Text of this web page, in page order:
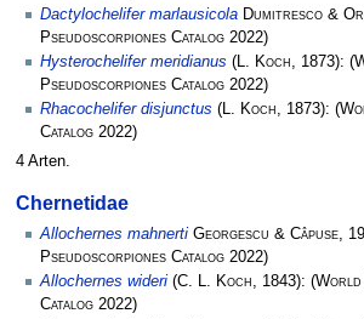
Dactylochelifer marlausicola Dumitresco &
Pseudoscorpiones Catalog 2022)
Hysterochelifer meridianus ( L. Koch , 1873): (
Pseudoscorpiones Catalog 2022)
Rhacochelifer disjunctus (L. Koch, 1873): (
Catalog 2022)
4 Arten.
Chernetidae
Allochernes mahnerti Georgescu & Câpuse,
Pseudoscorpiones Catalog 2022)
Allochernes wideri (C. L. Koch, 1843): (World
Catalog 2022)